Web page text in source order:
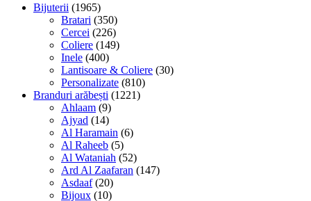
Bijuterii (1965)
Bratari (350)
Cercei (226)
Coliere (149)
Inele (400)
Lantisoare & Coliere (30)
Personalizate (810)
Branduri arăbești (1221)
Ahlaam (9)
Ajyad (14)
Al Haramain (6)
Al Raheeb (5)
Al Wataniah (52)
Ard Al Zaafaran (147)
Asdaaf (20)
Bijoux (10)